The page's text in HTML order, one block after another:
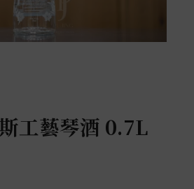
工藝琴酒 0.7L